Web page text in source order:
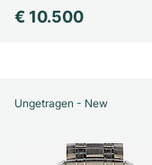
€ 10.500
Ungetragen - New